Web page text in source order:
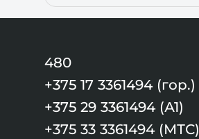
480
+375 17 3361494 (гор.)
+375 29 3361494 (А1)
+375 33 3361494 (МТС)